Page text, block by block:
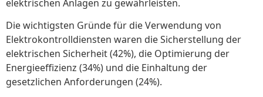
elektrischen Anlagen zu gewährleisten.
Die wichtigsten Gründe für die Verwendung von
Elektrokontrolldiensten waren die Sicherstellung der
elektrischen Sicherheit (42%), die Optimierung der
Energieeffizienz (34%) und die Einhaltung der
gesetzlichen Anforderungen (24%).